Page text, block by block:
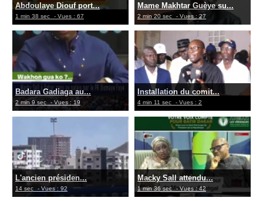
Abdoulaye Diouf port...
1 min 38 sec - Vues : 67
Mame Makhtar Guèye su...
2 min 20 sec - Vues : 27
Badara Gadiaga au...
2 min 9 sec - Vues : 19
Installation du comit...
4 min 11 sec - Vues : 2
L'ancien présiden...
14 sec - Vues : 92
Macky Sall attendu...
1 min 36 sec - Vues : 42